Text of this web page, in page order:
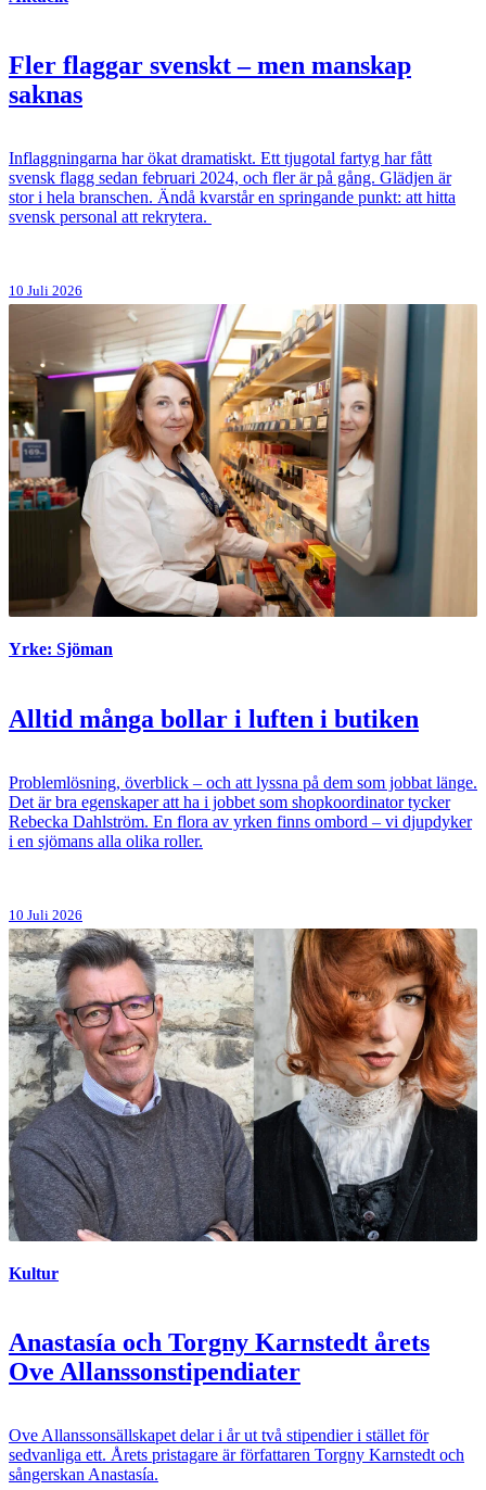
Fler flaggar svenskt – men manskap
saknas
Inflaggningarna har ökat dramatiskt. Ett tjugotal fartyg har fått
svensk flagg sedan februari 2024, och fler är på gång. Glädjen är
stor i hela branschen. Ändå kvarstår en springande punkt: att hitta
svensk personal att rekrytera.
10 Juli 2026
Yrke: Sjöman
Alltid många bollar i luften i butiken
Problemlösning, överblick – och att lyssna på dem som jobbat länge.
Det är bra egenskaper att ha i jobbet som shopkoordinator tycker
Rebecka Dahlström. En flora av yrken finns ombord – vi djupdyker
i en sjömans alla olika roller.
10 Juli 2026
Kultur
Anastasía och Torgny Karnstedt årets
Ove Allanssonstipendiater
Ove Allanssonsällskapet delar i år ut två stipendier i stället för
sedvanliga ett. Årets pristagare är författaren Torgny Karnstedt och
sångerskan Anastasía.